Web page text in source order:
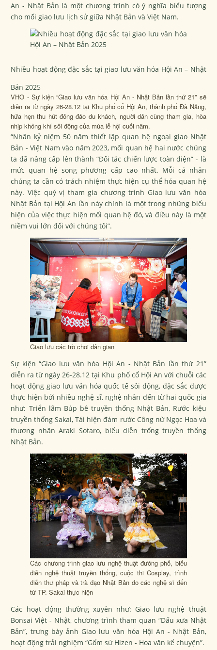
An - Nhật Bản là một chương trình có ý nghĩa biểu tượng
cho mối giao lưu lịch sử giữa Nhật Bản và Việt Nam.
Nhiều hoạt động đặc sắc tại giao lưu văn hóa Hội An – Nhật
Bản 2025
VHO - Sự kiện “Giao lưu văn hóa Hội An - Nhật Bản lần thứ 21” sẽ
diễn ra từ ngày 26-28.12 tại Khu phố cổ Hội An, thành phố Đà Nẵng,
hứa hẹn thu hút đông đảo du khách, người dân cùng tham gia, hòa
nhịp không khí sôi động của mùa lễ hội cuối năm.
“Nhân kỷ niệm 50 năm thiết lập quan hệ ngoại giao Nhật
Bản - Việt Nam vào năm 2023, mối quan hệ hai nước chúng
ta đã nâng cấp lên thành “Đối tác chiến lược toàn diện” - là
mức quan hệ song phương cấp cao nhất. Mỗi cá nhân
chúng ta cần có trách nhiệm thực hiện cụ thể hóa quan hệ
này. Việc quý vị tham gia chương trình Giao lưu văn hóa
Nhật Bản tại Hội An lần này chính là một trong những biểu
hiện của việc thực hiện mối quan hệ đó, và điều này là một
niềm vui lớn đối với chúng tôi”.
Giao lưu các trò chơi dân gian
Sự kiện “Giao lưu văn hóa Hội An - Nhật Bản lần thứ 21”
diễn ra từ ngày 26-28.12 tại Khu phố cổ Hội An với chuỗi các
hoạt động giao lưu văn hóa quốc tế sôi động, đặc sắc được
thực hiện bởi nhiều nghệ sĩ, nghệ nhân đến từ hai quốc gia
như: Triển lãm Búp bê truyền thống Nhật Bản, Rước kiệu
truyền thống Sakai, Tái hiện đám rước Công nữ Ngọc Hoa và
thương nhân Araki Sotaro, biểu diễn trống truyền thống
Nhật Bản.
Các chương trình giao lưu nghệ thuật đường phố, biểu
diễn nghệ thuật truyền thống, cuộc thi Cosplay, trình
diễn thư pháp và trà đạo Nhật Bản do các nghệ sĩ đến
từ TP. Sakai thực hiện
Các hoạt động thường xuyên như: Giao lưu nghệ thuật
Bonsai Việt - Nhật, chương trình tham quan “Dấu xưa Nhật
Bản”, trưng bày ảnh Giao lưu văn hóa Hội An - Nhật Bản,
hoạt động trải nghiệm “Gốm sứ Hizen - Hoa văn kể chuyện”.